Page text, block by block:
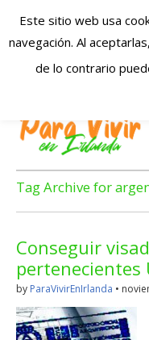
en
Irlanda
Blog dedicado a los
Irlanda!
Tag Archive for
Conseguir
pertenecientes
by ParaVivirEnIrlanda •
Este sitio web usa
navegación. Al
de lo contrario